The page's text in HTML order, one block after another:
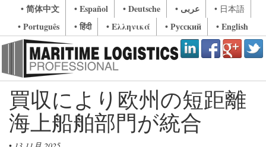
• 简体中文 • Español • Deutsche • عربى • 日本語
• Português • हिंदी • Ελληνικά • Русский • English
買収により欧州の短距離
海上船舶部門が統合